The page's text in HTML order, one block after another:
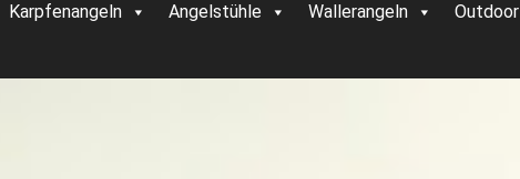
Karpfenangeln Angelstühle Wallerangeln Outdoor